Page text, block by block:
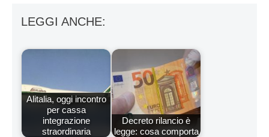
LEGGI ANCHE:
Alitalia, oggi incontro
per cassa
integrazione
straordinaria
Decreto rilancio è
legge: cosa comporta